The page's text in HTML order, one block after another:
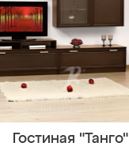
Гостиная "Танго"